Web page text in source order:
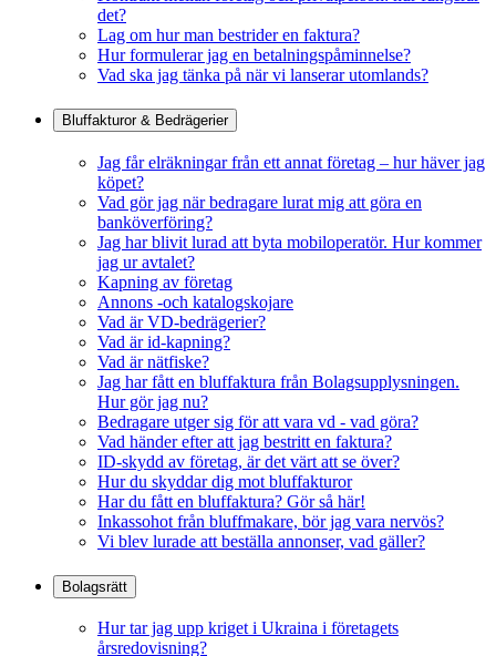
det?
Lag om hur man bestrider en faktura?
Hur formulerar jag en betalningspåminnelse?
Vad ska jag tänka på när vi lanserar utomlands?
Bluffakturor & Bedrägerier
Jag får elräkningar från ett annat företag – hur häver jag
köpet?
Vad gör jag när bedragare lurat mig att göra en
banköverföring?
Jag har blivit lurad att byta mobiloperatör. Hur kommer
jag ur avtalet?
Kapning av företag
Annons -och katalogskojare
Vad är VD-bedrägerier?
Vad är id-kapning?
Vad är nätfiske?
Jag har fått en bluffaktura från Bolagsupplysningen.
Hur gör jag nu?
Bedragare utger sig för att vara vd - vad göra?
Vad händer efter att jag bestritt en faktura?
ID-skydd av företag, är det värt att se över?
Hur du skyddar dig mot bluffakturor
Har du fått en bluffaktura? Gör så här!
Inkassohot från bluffmakare, bör jag vara nervös?
Vi blev lurade att beställa annonser, vad gäller?
Bolagsrätt
Hur tar jag upp kriget i Ukraina i företagets
årsredovisning?